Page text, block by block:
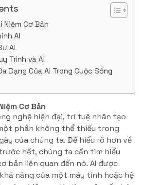
Niệm Cơ Bản
AI
AI
Trình và AI
Dạng Của AI Trong Cuộc Sống
Cơ Bản
nghệ hiện đại, trí tuệ nhân tạo
phần không thể thiếu trong
của chúng ta. Để hiểu rõ hơn về
hết, chúng ta cần tìm hiểu
bản liên quan đến nó. AI được
năng của một máy tính hoặc hệ